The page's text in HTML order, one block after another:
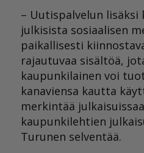
– Uutispalvelun lisäksi
julkisista sosiaalisen
paikallisesti
rajautuvaa sisältöä,
kaupunkilainen voi
kanaviensa kautta
merkintää
kaupunkilehtien
Turunen selventää.